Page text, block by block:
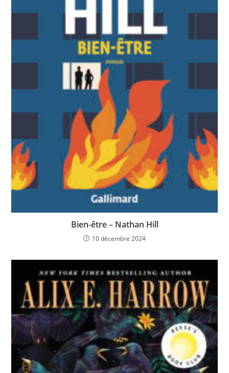
Bien-être – Nathan Hill
10 décembre 2024